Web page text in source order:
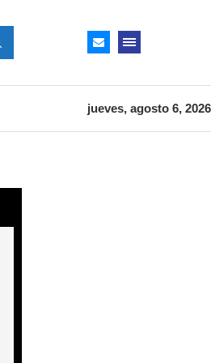
jueves, agosto 6, 2026